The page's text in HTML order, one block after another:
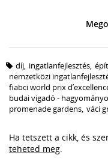
díj, ingatlanfejlesztés,
nemzetközi
fiabci world prix
budai vigadó -
promenade gardens, váci
Ha tetszett a cikk, és
teheted meg.